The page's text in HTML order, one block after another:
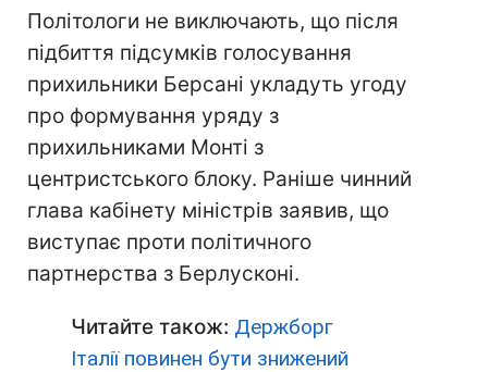
Політологи не виключають, що після
підбиття підсумків голосування
прихильники Берсані укладуть угоду
про формування уряду з
прихильниками Монті з
центристського блоку. Раніше чинний
глава кабінету міністрів заявив, що
виступає проти політичного
партнерства з Берлусконі.
Читайте також: Держборг
Італії повинен бути знижений